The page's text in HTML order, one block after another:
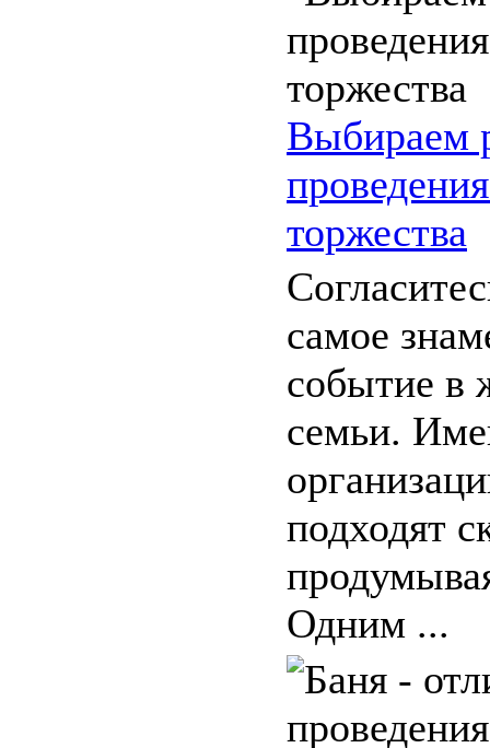
Выбираем
торжества
самое
событие в
семьи.
подходят
Одним ...